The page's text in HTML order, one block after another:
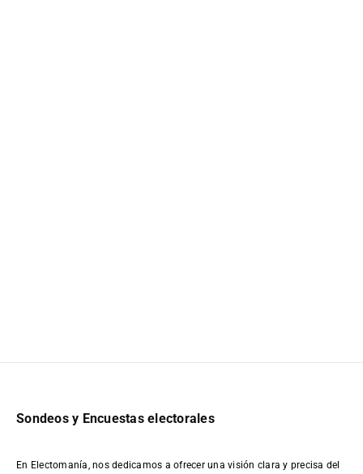
Sondeos y Encuestas electorales
En Electomanía, nos dedicamos a ofrecer una visión clara y precisa del